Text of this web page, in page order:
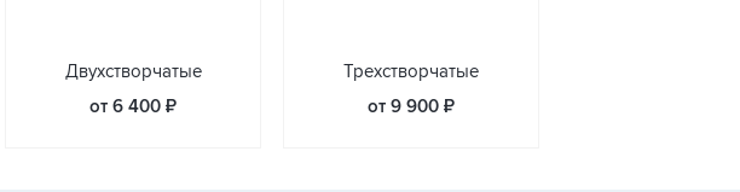
Двухстворчатые
от 6 400 ₽
Трехстворчатые
от 9 900 ₽